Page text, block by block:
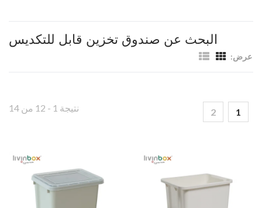
البحث عن صندوق تخزين قابل للتكديس
عرض:
نتيجة 1 - 12 من 14 1
2